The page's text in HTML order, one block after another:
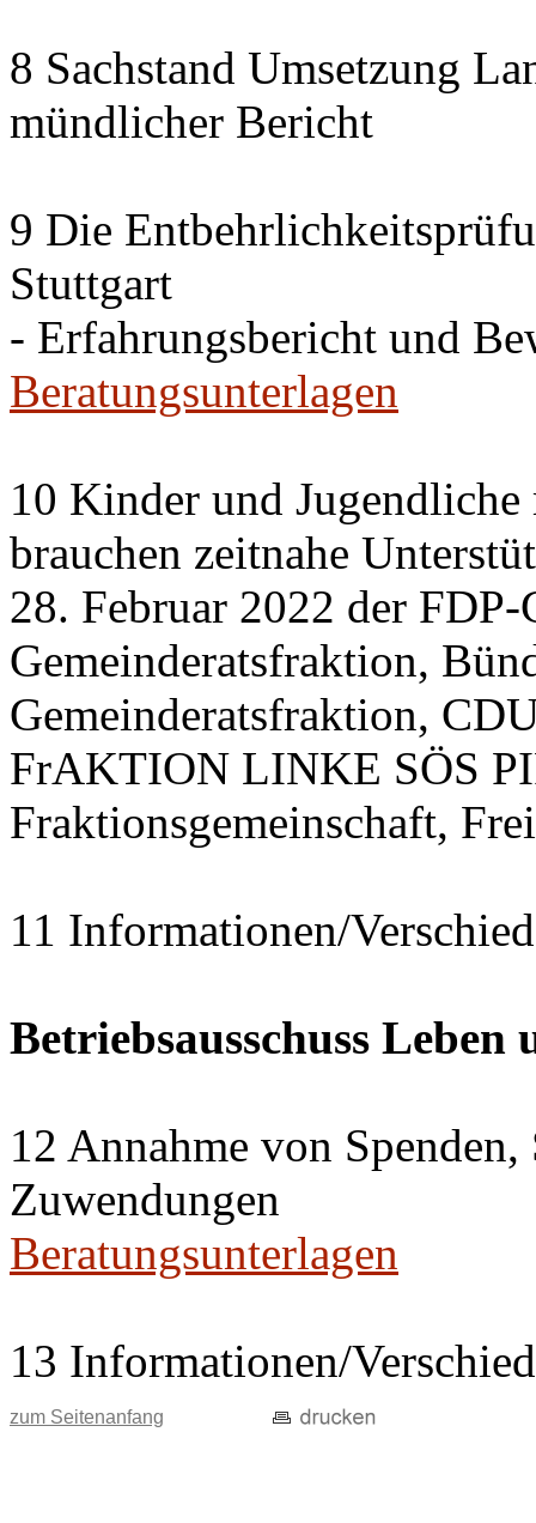
8 Sachstand Umsetzung
mündlicher Bericht
9 Die
Stuttgart
- Erfahrungsbericht und
Beratungsunterlagen
10 Kinder und
brauchen zeitnahe
28. Februar 2022 der
Gemeinderatsfraktion,
Gemeinderatsfraktion,
FrAKTION LINKE SÖS
Fraktionsgemeinschaft,
11 Informationen/
Betriebsausschuss Leben
12 Annahme von
Zuwendungen
Beratungsunterlagen
13 Informationen/
zum Seitenanfang